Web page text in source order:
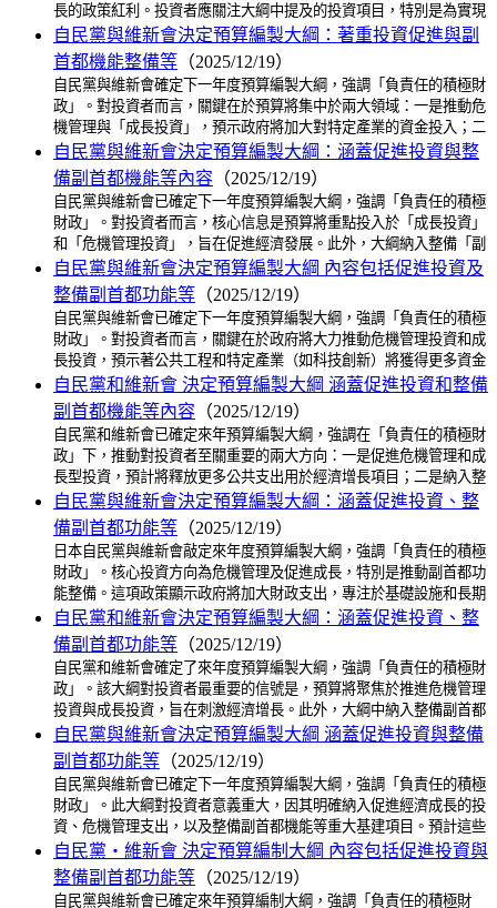
長的政策紅利。投資者應關注大綱中提及的投資項目，特別是為實現
自民黨與維新會決定預算編製大綱：著重投資促進與副
首都機能整備等 （2025/12/19）
自民黨與維新會確定下一年度預算編製大綱，強調「負責任的積極財
政」。對投資者而言，關鍵在於預算將集中於兩大領域：一是推動危
機管理與「成長投資」，預示政府將加大對特定產業的資金投入；二
自民黨與維新會決定預算編製大綱：涵蓋促進投資與整
備副首都機能等內容 （2025/12/19）
自民黨與維新會已確定下一年度預算編製大綱，強調「負責任的積極
財政」。對投資者而言，核心信息是預算將重點投入於「成長投資」
和「危機管理投資」，旨在促進經濟發展。此外，大綱納入整備「副
自民黨與維新會決定預算編製大綱 內容包括促進投資及
整備副首都功能等 （2025/12/19）
自民黨與維新會已確定下一年度預算編製大綱，強調「負責任的積極
財政」。對投資者而言，關鍵在於政府將大力推動危機管理投資和成
長投資，預示著公共工程和特定產業（如科技創新）將獲得更多資金
自民黨和維新會 決定預算編製大綱 涵蓋促進投資和整備
副首都機能等內容 （2025/12/19）
自民黨和維新會已確定來年預算編製大綱，強調在「負責任的積極財
政」下，推動對投資者至關重要的兩大方向：一是促進危機管理和成
長型投資，預計將釋放更多公共支出用於經濟增長項目；二是納入整
自民黨與維新會決定預算編製大綱：涵蓋促進投資、整
備副首都功能等 （2025/12/19）
日本自民黨與維新會敲定來年度預算編製大綱，強調「負責任的積極
財政」。核心投資方向為危機管理及促進成長，特別是推動副首都功
能整備。這項政策顯示政府將加大財政支出，專注於基礎設施和長期
自民黨和維新會決定預算編製大綱：涵蓋促進投資、整
備副首都功能等 （2025/12/19）
自民黨和維新會確定了來年度預算編製大綱，強調「負責任的積極財
政」。該大綱對投資者最重要的信號是，預算將聚焦於推進危機管理
投資與成長投資，旨在刺激經濟增長。此外，大綱中納入整備副首都
自民黨與維新會決定預算編製大綱 涵蓋促進投資與整備
副首都功能等 （2025/12/19）
自民黨與維新會已確定下一年度預算編製大綱，強調「負責任的積極
財政」。此大綱對投資者意義重大，因其明確納入促進經濟成長的投
資、危機管理支出，以及整備副首都機能等重大基建項目。預計這些
自民黨・維新會 決定預算編制大綱 內容包括促進投資與
整備副首都功能等 （2025/12/19）
自民黨與維新會已確定來年預算編制大綱，強調「負責任的積極財